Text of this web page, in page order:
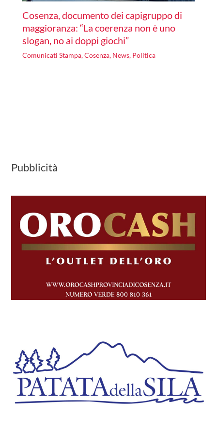
Cosenza, documento dei capigruppo di
maggioranza: “La coerenza non è uno
slogan, no ai doppi giochi”
Comunicati Stampa,Cosenza, News, Politica
Pubblicità